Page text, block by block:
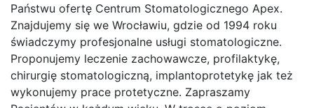
Państwu ofertę Centrum Stomatologicznego Apex.
Znajdujemy się we Wrocławiu, gdzie od 1994 roku
świadczymy profesjonalne usługi stomatologiczne.
Proponujemy leczenie zachowawcze, profilaktykę,
chirurgię stomatologiczną, implantoprotetykę jak też
wykonujemy prace protetyczne. Zapraszamy